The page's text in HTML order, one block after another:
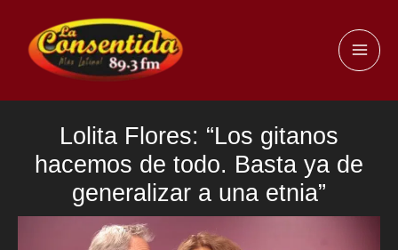
contenido
Lolita Flores: “Los gitanos
hacemos de todo. Basta ya de
generalizar a una etnia”